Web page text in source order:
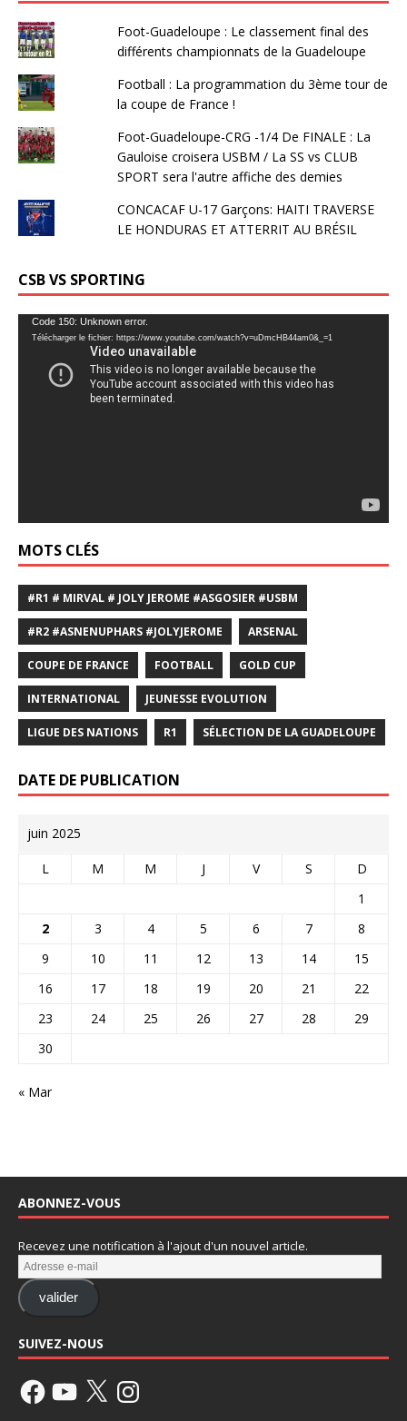
Foot-Guadeloupe : Le classement final des
différents championnats de la Guadeloupe
Football : La programmation du 3ème tour de
la coupe de France !
Foot-Guadeloupe-CRG -1/4 De FINALE : La
Gauloise croisera USBM / La SS vs CLUB
SPORT sera l'autre affiche des demies
CONCACAF U-17 Garçons: HAITI TRAVERSE
LE HONDURAS ET ATTERRIT AU BRÉSIL
CSB VS SPORTING
Lecteur
vidéo
Code 150: Unknown error.
Télécharger le fichier: https://www.youtube.com/watch?v=uDmcHB44am0&_=1
MOTS CLÉS
#R1 # MIRVAL # JOLY JEROME #ASGOSIER #USBM
#R2 #ASNENUPHARS #JOLYJEROME ARSENAL
COUPE DE FRANCE FOOTBALL GOLD CUP
INTERNATIONAL JEUNESSE EVOLUTION
LIGUE DES NATIONS R1 SÉLECTION DE LA GUADELOUPE
DATE DE PUBLICATION
juin 2025
L M M J V S
D
1
2
3 4 5 6 7
8
9
10 11 12 13 14
15
16
17 18 19 20 21
22
23
24 25 26 27 28
29
30
« Mar
ABONNEZ-VOUS
Recevez une notification à l'ajout d'un nouvel article.
valider
SUIVEZ-NOUS